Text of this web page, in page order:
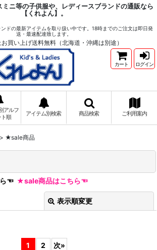
ニ等の子供服や、レディースブランドの通販なら
【くれよん】。
ドの最新アイテムを取り扱い中です。18時までのご注文は即日発
送・最速配達致します。
買い上げ送料無料（北海道・沖縄は別途）
カート ログイン
アルフ
ト順
アイテム別検索 商品検索 ご利用案内
> ★sale商品
ら☜ ★sale商品はこちら☜
表示順変更
1 2 次»